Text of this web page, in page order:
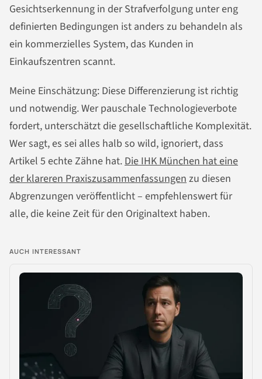
Gesichtserkennung in der Strafverfolgung unter eng
definierten Bedingungen ist anders zu behandeln als
ein kommerzielles System, das Kunden in
Einkaufszentren scannt.
Meine Einschätzung: Diese Differenzierung ist richtig
und notwendig. Wer pauschale Technologieverbote
fordert, unterschätzt die gesellschaftliche Komplexität.
Wer sagt, es sei alles halb so wild, ignoriert, dass
Artikel 5 echte Zähne hat.Die IHK München hat eine
der klareren Praxiszusammenfassungenzu diesen
Abgrenzungen veröffentlicht – empfehlenswert für
alle, die keine Zeit für den Originaltext haben.
AUCH INTERESSANT